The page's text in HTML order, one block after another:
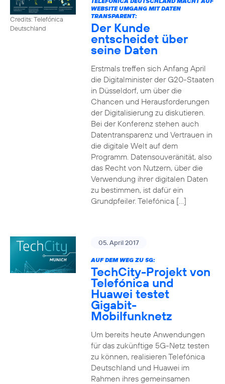
Credits: Telefónica
Deutschland
WEBSITE UMGANG MIT DATEN
TRANSPARENT:
Der Kunde
entscheidet über
seine Daten
Erstmals treffen sich Anfang April
die Digitalminister der G20-Staaten
in Düsseldorf, um über die
Chancen und Herausforderungen
der Digitalisierung zu diskutieren.
Bei der Konferenz stehen auch
Datentransparenz und Vertrauen in
die digitale Welt auf dem
Programm. Datensouveränität, also
das Recht von Nutzern, über die
Verwendung ihrer digitalen Daten
zu bestimmen, ist dafür ein
Grundpfeiler. Telefónica […]
05. April 2017
AUF DEM WEG ZU 5G:
TechCity-Projekt von
Telefónica und
Huawei testet
Gigabit-
Mobilfunknetz
Um bereits heute Anwendungen
für das zukünftige 5G-Netz testen
zu können, realisieren Telefónica
Deutschland und Huawei im
Rahmen ihres gemeinsamen